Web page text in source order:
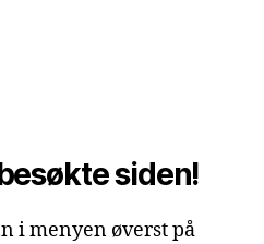
siden!
i menyen øverst på